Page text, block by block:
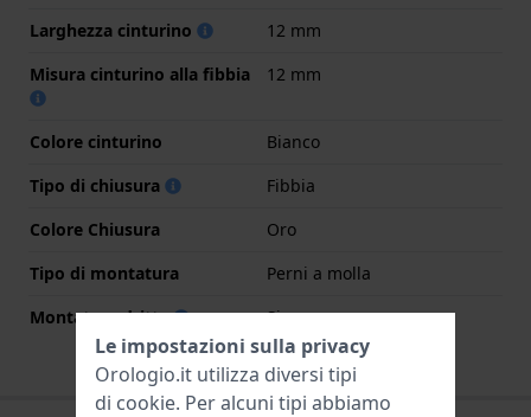
Larghezza cinturino
12 mm
Misura cinturino alla fibbia
12 mm
Colore cinturino
Bianco
Tipo di chiusura
Fibbia
Colore Chiusura
Oro
Tipo di montatura
Perni a molla
Montatura dritta
Si
Le impostazioni sulla privacy
Orologio.it utilizza diversi tipi
di cookie. Per alcuni tipi abbiamo